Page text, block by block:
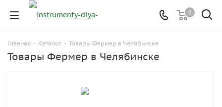
0
Главная - Каталог - Товары Фермер в Челябинске
Товары Фермер в Челябинске